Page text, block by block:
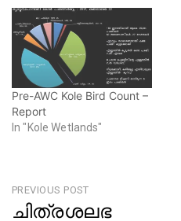
o
w
)
d
w
)
Pre-AWC Kole Bird Count –
Report
In "Kole Wetlands"
Post
PREVIOUS POST
ചിത്രശലഭ